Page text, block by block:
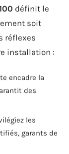
définit le
soit
réflexes
installation :
encadre la
des
les
garants de